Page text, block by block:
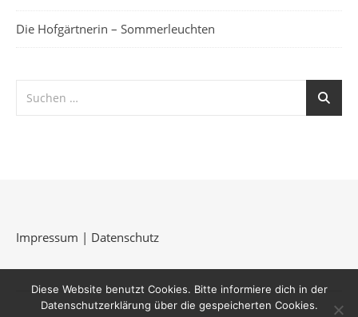
Die Hofgärtnerin – Sommerleuchten
Impressum | Datenschutz
Diese Website benutzt Cookies. Bitte informiere dich in der
Datenschutzerklärung über die gespeicherten Cookies.